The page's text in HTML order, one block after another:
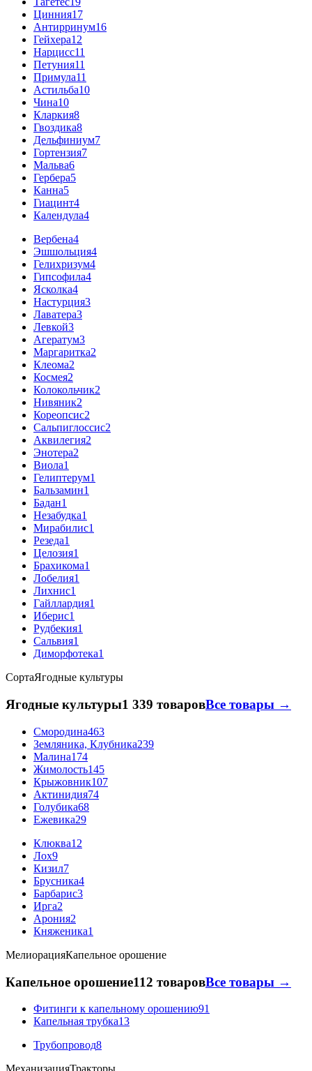
Цинния17
Антирринум16
Гейхера12
Нарцисс11
Петуния11
Примула11
Астильба10
Чина10
Кларкия8
Гвоздика8
Дельфиниум7
Гортензия7
Мальва6
Гербера5
Канна5
Гиацинт4
Календула4
Вербена4
Эшшольция4
Гелихризум4
Гипсофила4
Ясколка4
Настурция3
Лаватера3
Левкой3
Агератум3
Маргаритка2
Клеома2
Космея2
Колокольчик2
Нивяник2
Кореопсис2
Сальпиглоссис2
Аквилегия2
Энотера2
Виола1
Гелиптерум1
Бальзамин1
Бадан1
Незабудка1
Мирабилис1
Резеда1
Целозия1
Брахикома1
Лобелия1
Лихнис1
Гайллардия1
Иберис1
Рудбекия1
Сальвия1
Диморфотека1
СортаЯгодные культуры
Ягодные культуры1 339 товаровВсе товары →
Смородина463
Земляника, Клубника239
Малина174
Жимолость145
Крыжовник107
Актинидия74
Голубика68
Ежевика29
Клюква12
Лох9
Кизил7
Брусника4
Барбарис3
Ирга2
Арония2
Княженика1
МелиорацияКапельное орошение
Капельное орошение112 товаровВсе товары →
Фитинги к капельному орошению91
Капельная трубка13
Трубопровод8